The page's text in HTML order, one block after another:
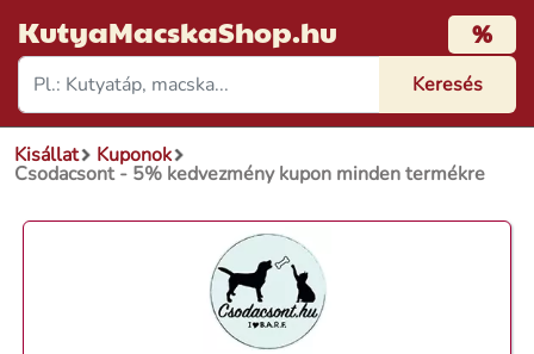
KutyaMacskaShop.hu %
Kisállat Kuponok
Csodacsont - 5% kedvezmény kupon minden termékre